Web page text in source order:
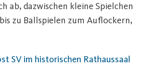
ab, dazwischen kleine Spielchen
zu Ballspielen zum Auflockern,
SV im historischen Rathaussaal